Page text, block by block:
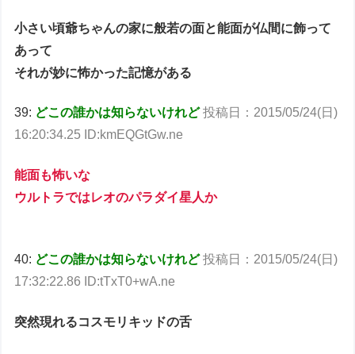
小さい頃爺ちゃんの家に般若の面と能面が仏間に飾って
あって
それが妙に怖かった記憶がある
39: どこの誰かは知らないけれど 投稿日：2015/05/24(日)
16:20:34.25 ID:kmEQGtGw.ne
能面も怖いな
ウルトラではレオのパラダイ星人か
40: どこの誰かは知らないけれど 投稿日：2015/05/24(日)
17:32:22.86 ID:tTxT0+wA.ne
突然現れるコスモリキッドの舌